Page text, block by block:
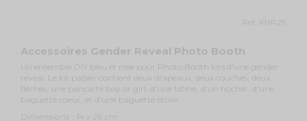
Ref. KNP29
Accessoires Gender Reveal Photo Booth
Un ensemble DIY bleu et rose pour Photo Booth lors d'une gender
reveal. Le kit papier contient deux drapeaux, deux couches, deux
flèches, une pancarte boy or girl, d'une tétine, d'un hochet, d'une
baguette coeur, et d'une baguette étoile.
Dimensions : 14 x 26 cm